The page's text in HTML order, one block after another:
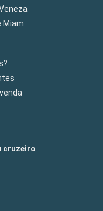
Miam
cruzeiro